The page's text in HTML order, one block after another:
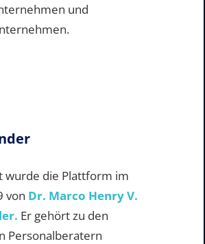
und
wurde die Plattform im
von Dr. Marco Henry V.
Er gehört zu den
Personalberatern